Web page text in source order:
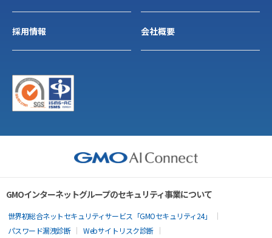
採用情報 会社概要
GMOインターネットグループのセキュリティ事業について
世界初総合ネットセキュリティサービス「GMOセキュリティ24」
パスワード漏洩診断
Webサイトリスク診断